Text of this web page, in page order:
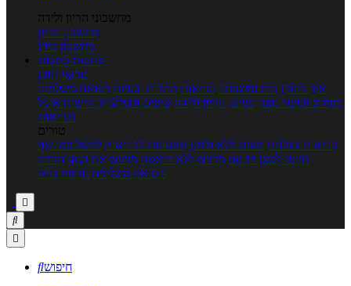
מחשבוני הריון ולידה
מחשבון הריון
מחשבון ביוץ
כתבות כתבות
ערוצי תוכן
איך להכין בית ומשפחה בריאות מחלות ובעיות רפואה משלימה
ספורט וכושר גופני נשים, הריון ולידה טיפים והמלצות חדשות אוכל
ובריאות
טורים
בריאות בצלחת טעים ללא גלוטן טבעונות לבריאות לבשל כמו שף
תזונה לבטן רגועה מרזים ללא דיאטה מזיזים את הגוף הרזיה
ורפואה משלימה גורמה ביתי



חיפוש